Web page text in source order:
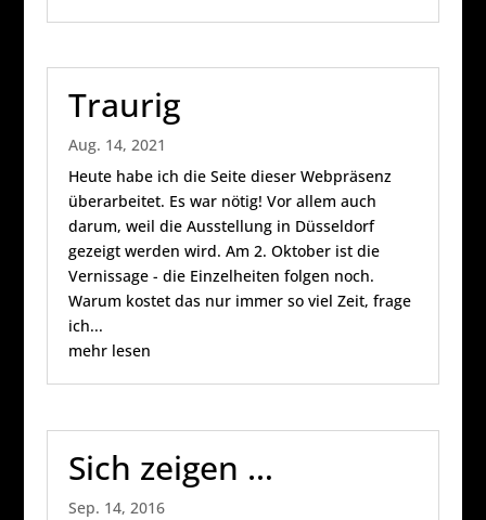
Traurig
Aug. 14, 2021
Heute habe ich die Seite dieser Webpräsenz
überarbeitet. Es war nötig! Vor allem auch
darum, weil die Ausstellung in Düsseldorf
gezeigt werden wird. Am 2. Oktober ist die
Vernissage - die Einzelheiten folgen noch.
Warum kostet das nur immer so viel Zeit, frage
ich...
mehr lesen
Sich zeigen …
Sep. 14, 2016